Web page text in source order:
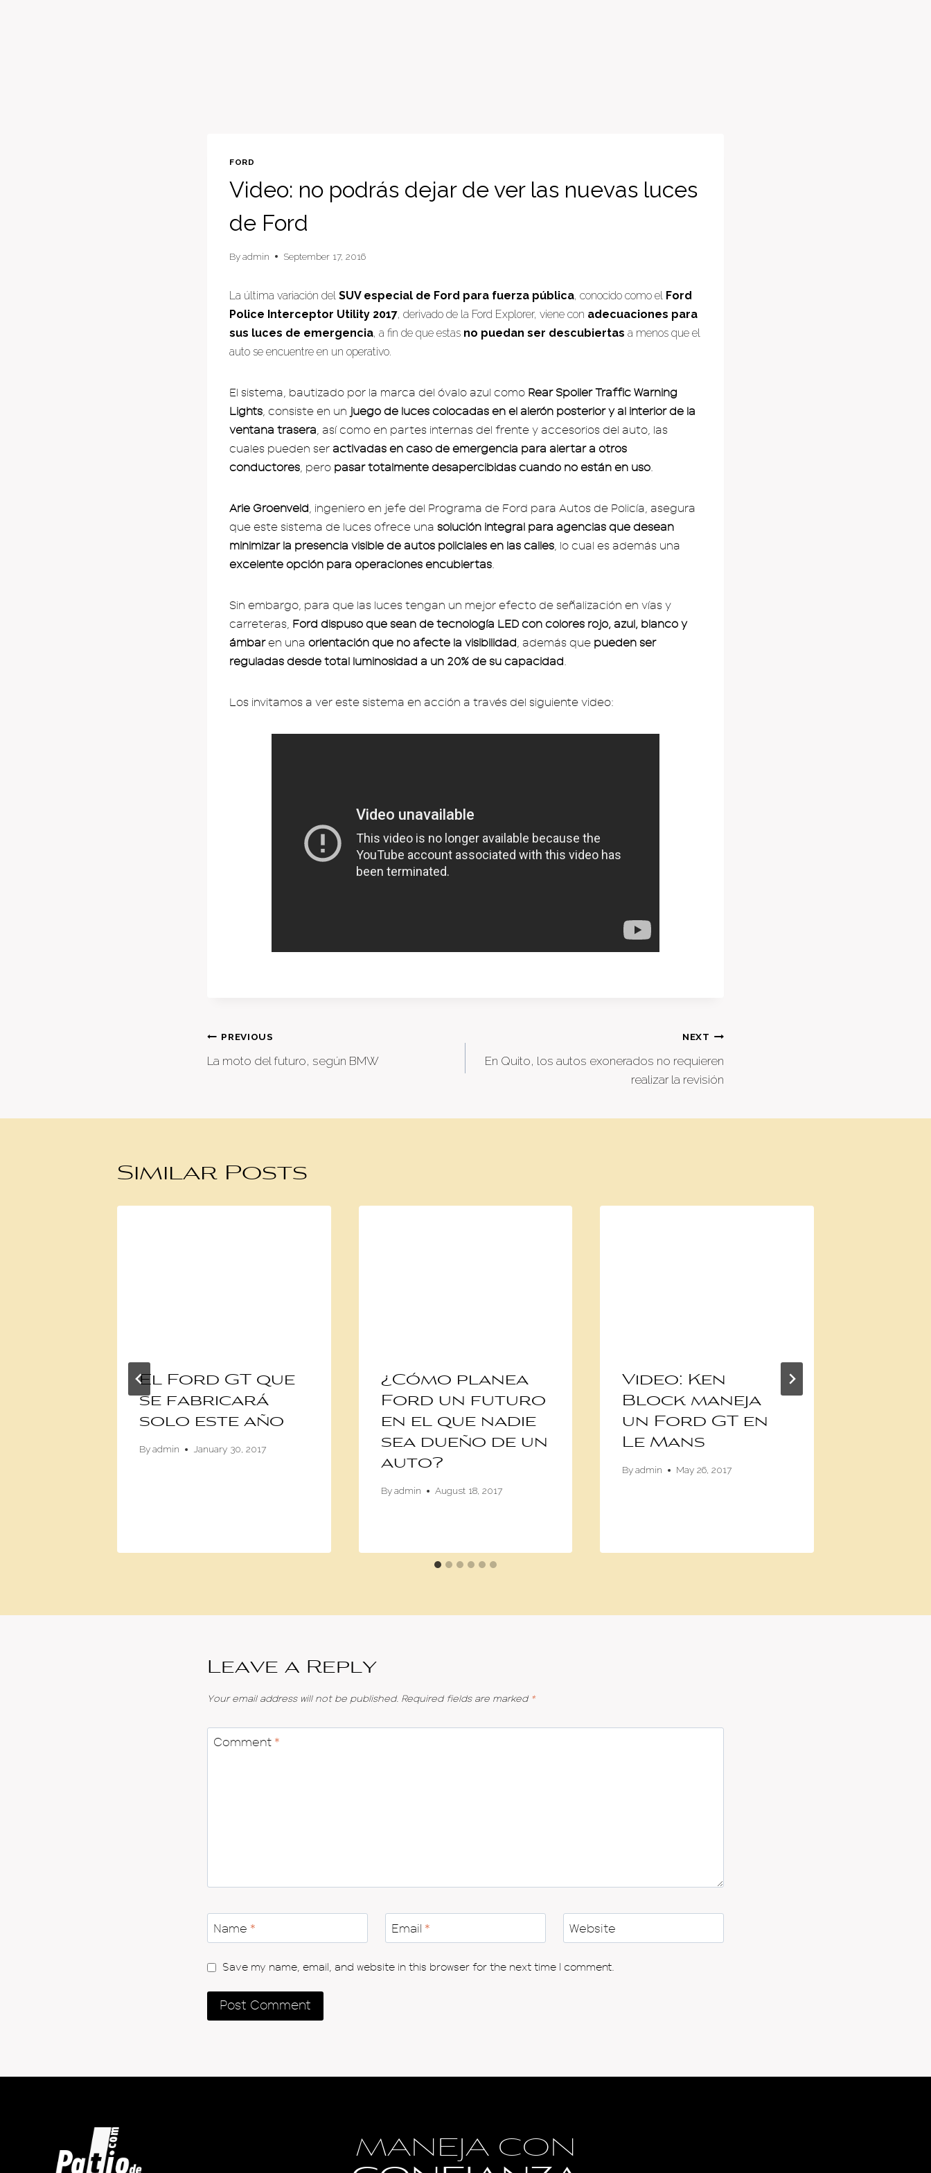
FORD
Video: no podrás dejar de ver las nuevas luces
de Ford
Byadmin September 17, 2016
La última variación del SUV especial de Ford para fuerza pública, conocido como el Ford
Police Interceptor Utility 2017, derivado de la Ford Explorer, viene con adecuaciones para
sus luces de emergencia, a fin de que estas no puedan ser descubiertas a menos que el
auto se encuentre en un operativo.
El sistema, bautizado por la marca del óvalo azul como Rear Spoiler Traffic Warning
Lights, consiste en un juego de luces colocadas en el alerón posterior y al interior de la
ventana trasera, así como en partes internas del frente y accesorios del auto, las
cuales pueden ser activadas en caso de emergencia para alertar a otros
conductores, pero pasar totalmente desapercibidas cuando no están en uso.
Arie Groenveld, ingeniero en jefe del Programa de Ford para Autos de Policía, asegura
que este sistema de luces ofrece una solución integral para agencias que desean
minimizar la presencia visible de autos policiales en las calles, lo cual es además una
excelente opción para operaciones encubiertas.
Sin embargo, para que las luces tengan un mejor efecto de señalización en vías y
carreteras, Ford dispuso que sean de tecnología LED con colores rojo, azul, blanco y
ámbaren una orientación que no afecte la visibilidad, además que pueden ser
reguladas desde total luminosidad a un 20% de su capacidad.
Los invitamos a ver este sistema en acción a través del siguiente video:
Post
navigation
PREVIOUS
La moto del futuro, según BMW
NEXT
En Quito, los autos exonerados no requieren
realizar la revisión
Similar Posts
El Ford GT que
se fabricará
solo este año
Byadmin January 30, 2017
¿Cómo planea
Ford un futuro
en el que nadie
sea dueño de un
auto?
By admin August 18, 2017
Video: Ken
Block maneja
un Ford GT en
Le Mans
By admin May 26, 2017
Leave a Reply
Your email address will not be published. Required fields are marked *
Comment *
Name * Email * Website
Save my name, email, and website in this browser for the next time I comment.
MANEJA CON